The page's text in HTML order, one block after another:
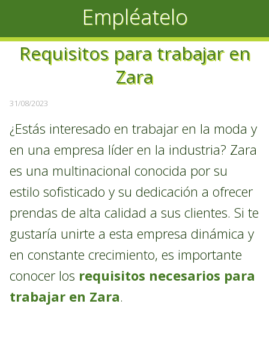
Empléatelo
Requisitos para trabajar en
Zara
31/08/2023
¿Estás interesado en trabajar en la moda y
en una empresa líder en la industria? Zara
es una multinacional conocida por su
estilo sofisticado y su dedicación a ofrecer
prendas de alta calidad a sus clientes. Si te
gustaría unirte a esta empresa dinámica y
en constante crecimiento, es importante
conocer los requisitos necesarios para
trabajar en Zara.